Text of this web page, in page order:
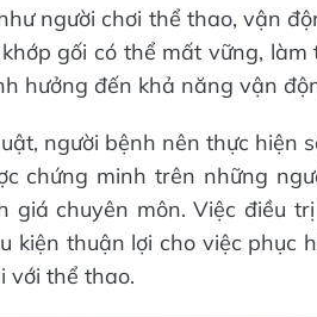
người chơi thể thao, vận
gối có thể mất vững, làm
hưởng đến khả năng vận
người bệnh nên thực hiện
chứng minh trên những
giá chuyên môn. Việc điều
kiện thuận lợi cho việc phục
với thể thao.